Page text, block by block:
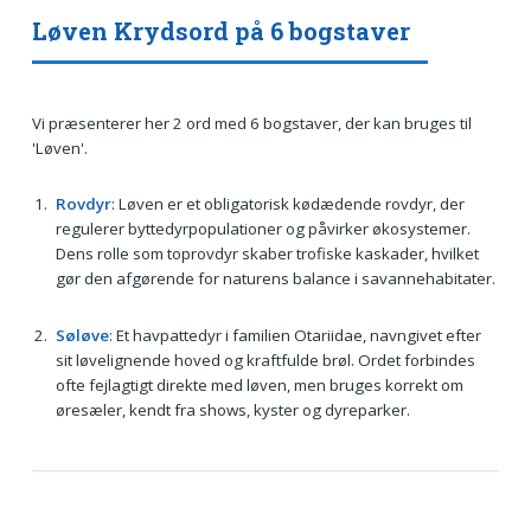
Løven Krydsord på 6 bogstaver
Vi præsenterer her 2 ord med 6 bogstaver, der kan bruges til
'Løven'.
Rovdyr: Løven er et obligatorisk kødædende rovdyr, der
regulerer byttedyrpopulationer og påvirker økosystemer.
Dens rolle som toprovdyr skaber trofiske kaskader, hvilket
gør den afgørende for naturens balance i savannehabitater.
Søløve: Et havpattedyr i familien Otariidae, navngivet efter
sit løvelignende hoved og kraftfulde brøl. Ordet forbindes
ofte fejlagtigt direkte med løven, men bruges korrekt om
øresæler, kendt fra shows, kyster og dyreparker.